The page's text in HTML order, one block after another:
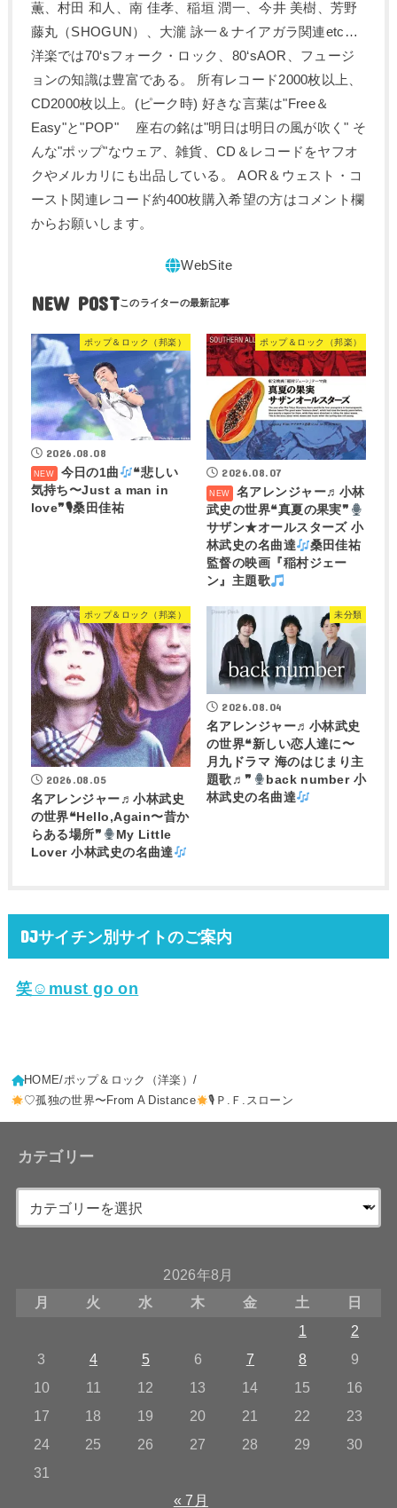
薫、村田 和人、南 佳孝、稲垣 潤一、今井 美樹、芳野
藤丸（SHOGUN）、大瀧 詠一＆ナイアガラ関連etc…
洋楽では70‘sフォーク・ロック、80‘sAOR、フュージ
ョンの知識は豊富である。 所有レコード2000枚以上、
CD2000枚以上。(ピーク時) 好きな言葉は"Free＆
Easy"と"POP" 座右の銘は"明日は明日の風が吹く" そ
んな"ポップ"なウェア、雑貨、CD＆レコードをヤフオ
クやメルカリにも出品している。 AOR＆ウェスト・コ
ースト関連レコード約400枚購入希望の方はコメント欄
からお願いします。
NEW POST
ポップ＆ロック（邦楽）
2026.08.08
今日の1曲
❝悲しい
気持ち〜Just a man in
love❞🎙桑田佳祐
ポップ＆ロック（邦楽）
2026.08.07
名アレンジャー♬ 小林
武史の世界❝真夏の果実❞
サザン★オールスターズ 小
林武史の名曲達
桑田佳祐
監督の映画『稲村ジェー
ン』主題歌
ポップ＆ロック（邦楽）
2026.08.05
名アレンジャー♬小林武史
の世界❝Hello,Again〜昔か
らある場所❞
My Little
Lover 小林武史の名曲達
未分類
2026.08.04
名アレンジャー♬ 小林武史
の世界❝新しい恋人達に〜
月九ドラマ 海のはじまり主
題歌♬❞
back number 小
林武史の名曲達
DJサイチン別サイトのご案内
笑☺must go on
HOME ポップ＆ロック（洋楽）
♡孤独の世界〜From A Distance
🎙Ｐ.Ｆ.スローン
カテゴリー
2026年8月
月
火 水 木 金 土
日
1
2
3
4 5 6 7 8
9
10
11 12 13 14 15
16
17
18 19 20 21 22
23
24
25 26 27 28 29
30
31
« 7月